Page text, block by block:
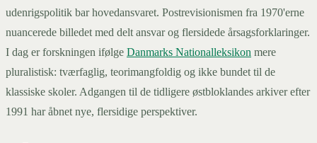
udenrigspolitik bar hovedansvaret. Postrevisionismen fra 1970'erne
nuancerede billedet med delt ansvar og flersidede årsagsforklaringer.
I dag er forskningen ifølge Danmarks Nationalleksikon mere
pluralistisk: tværfaglig, teorimangfoldig og ikke bundet til de
klassiske skoler. Adgangen til de tidligere østbloklandes arkiver efter
1991 har åbnet nye, flersidige perspektiver.